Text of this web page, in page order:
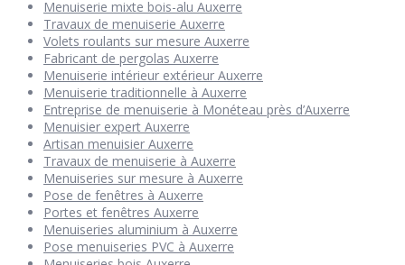
Menuiserie mixte bois-alu Auxerre
Travaux de menuiserie Auxerre
Volets roulants sur mesure Auxerre
Fabricant de pergolas Auxerre
Menuiserie intérieur extérieur Auxerre
Menuiserie traditionnelle à Auxerre
Entreprise de menuiserie à Monéteau près d’Auxerre
Menuisier expert Auxerre
Artisan menuisier Auxerre
Travaux de menuiserie à Auxerre
Menuiseries sur mesure à Auxerre
Pose de fenêtres à Auxerre
Portes et fenêtres Auxerre
Menuiseries aluminium à Auxerre
Pose menuiseries PVC à Auxerre